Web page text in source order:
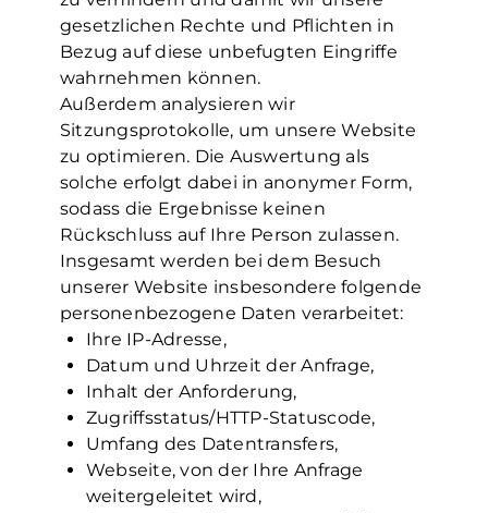
gesetzlichen Rechte und Pflichten in
Bezug auf diese unbefugten Eingriffe
wahrnehmen können.
Außerdem analysieren wir
Sitzungsprotokolle, um unsere Website
zu optimieren. Die Auswertung als
solche erfolgt dabei in anonymer Form,
sodass die Ergebnisse keinen
Rückschluss auf Ihre Person zulassen.
Insgesamt werden bei dem Besuch
unserer Website insbesondere folgende
personenbezogene Daten verarbeitet:
Ihre IP-Adresse,
Datum und Uhrzeit der Anfrage,
Inhalt der Anforderung,
Zugriffsstatus/HTTP-Statuscode,
Umfang des Datentransfers,
Webseite, von der Ihre Anfrage
weitergeleitet wird,